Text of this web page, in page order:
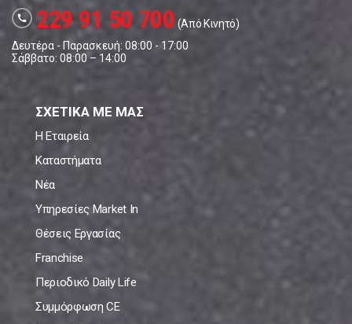
call 229 91 50 700 (Από Κινητό)
Δευτέρα - Παρασκευή: 08:00 - 17:00
Σάββατο: 08:00 – 14:00
ΣΧΕΤΙΚΑ ΜΕ ΜΑΣ
Η Εταιρεία
Καταστήματα
Νέα
Υπηρεσίες Market In
Θέσεις Εργασίας
Franchise
Περιοδικό Daily Life
Συμμόρφωση CE